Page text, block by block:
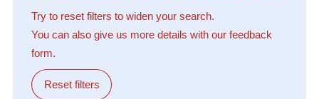
Try to reset filters to widen your search.
You can also give us more details with our feedback
form.
Reset filters